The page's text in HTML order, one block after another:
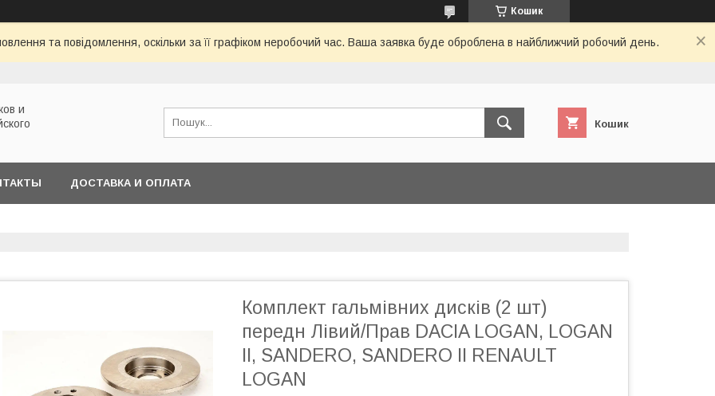
Кошик
та повідомлення, оскільки за її графіком неробочий час. Ваша заявка буде оброблена в найближчий робочий день.
и
Кошик
ДОСТАВКА И ОПЛАТА
Комплект гальмівних дисків (2 шт)
передн Лівий/Прав DACIA LOGAN, LOGAN
II, SANDERO, SANDERO II RENAULT
LOGAN